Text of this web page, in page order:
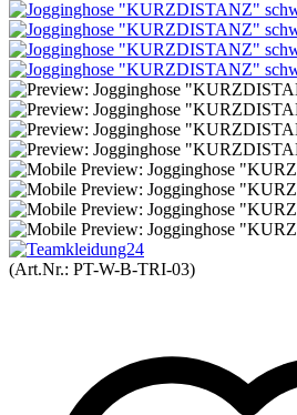
(Art.Nr.: PT-W-B-TRI-03)